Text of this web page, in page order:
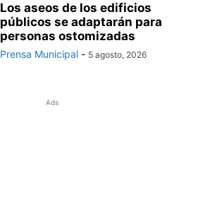
Los aseos de los edificios
públicos se adaptarán para
personas ostomizadas
Prensa Municipal - 5 agosto, 2026
Ads